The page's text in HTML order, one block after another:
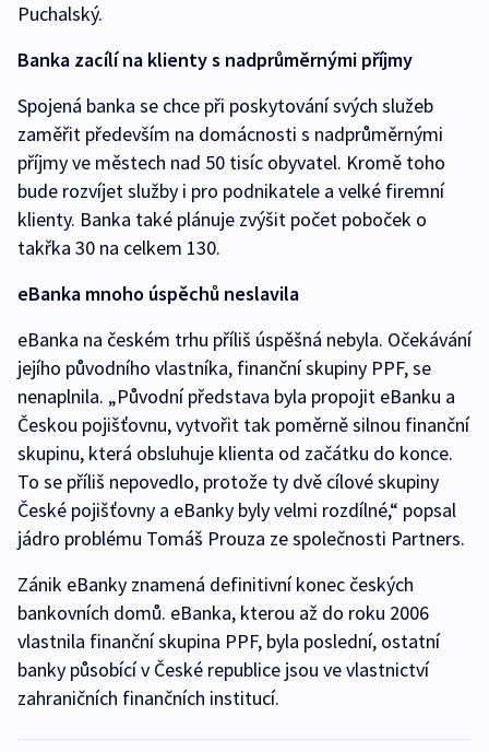
Puchalský.
Banka zacílí na klienty s nadprůměrnými příjmy
Spojená banka se chce při poskytování svých služeb
zaměřit především na domácnosti s nadprůměrnými
příjmy ve městech nad 50 tisíc obyvatel. Kromě toho
bude rozvíjet služby i pro podnikatele a velké firemní
klienty. Banka také plánuje zvýšit počet poboček o
takřka 30 na celkem 130.
eBanka mnoho úspěchů neslavila
eBanka na českém trhu příliš úspěšná nebyla. Očekávání
jejího původního vlastníka, finanční skupiny PPF, se
nenaplnila. „Původní představa byla propojit eBanku a
Českou pojišťovnu, vytvořit tak poměrně silnou finanční
skupinu, která obsluhuje klienta od začátku do konce.
To se příliš nepovedlo, protože ty dvě cílové skupiny
České pojišťovny a eBanky byly velmi rozdílné,“ popsal
jádro problému Tomáš Prouza ze společnosti Partners.
Zánik eBanky znamená definitivní konec českých
bankovních domů. eBanka, kterou až do roku 2006
vlastnila finanční skupina PPF, byla poslední, ostatní
banky působící v České republice jsou ve vlastnictví
zahraničních finančních institucí.